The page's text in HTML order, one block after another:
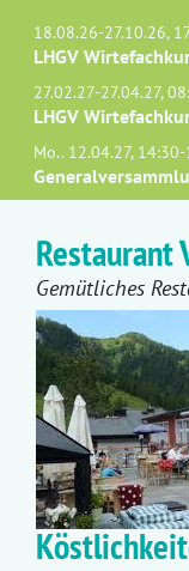
18.08.26-27.10.26,
LHGV
27.02.27-27.04.27,
LHGV
Mo.. 12.04.27,
Restaurant
Gemütliches